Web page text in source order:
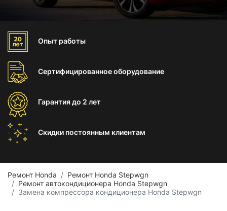
Опыт работы
Сертифицированноеоборудование
Гарантиядо 2 лет
Скидки постоянным клиентам
Ремонт Honda
Ремонт Honda Stepwgn
Ремонт автокондиционера Honda Stepwgn
Замена компрессора кондиционера Honda Stepwgn